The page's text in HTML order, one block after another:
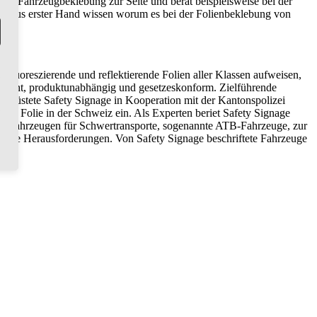
aus erster Hand wissen worum es bei der Folienbeklebung von
fluoreszierende und reflektierende Folien aller Klassen aufweisen,
produktunabhängig und gesetzeskonform. Zielführende
rüstete Safety Signage in Kooperation mit der Kantonspolizei
Folie in der Schweiz ein. Als Experten beriet Safety Signage
für Schwertransporte, sogenannte ATB-Fahrzeuge, zur
Herausforderungen. Von Safety Signage beschriftete Fahrzeuge